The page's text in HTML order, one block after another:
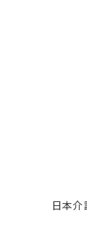
日本